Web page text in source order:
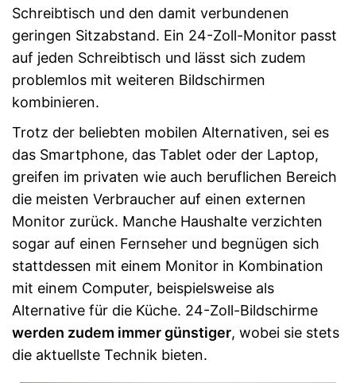
Schreibtisch und den damit verbundenen
geringen Sitzabstand. Ein 24-Zoll-Monitor passt
auf jeden Schreibtisch und lässt sich zudem
problemlos mit weiteren Bildschirmen
kombinieren.
Trotz der beliebten mobilen Alternativen, sei es
das Smartphone, das Tablet oder der Laptop,
greifen im privaten wie auch beruflichen Bereich
die meisten Verbraucher auf einen externen
Monitor zurück. Manche Haushalte verzichten
sogar auf einen Fernseher und begnügen sich
stattdessen mit einem Monitor in Kombination
mit einem Computer, beispielsweise als
Alternative für die Küche. 24-Zoll-Bildschirme
werden zudem immer günstiger, wobei sie stets
die aktuellste Technik bieten.